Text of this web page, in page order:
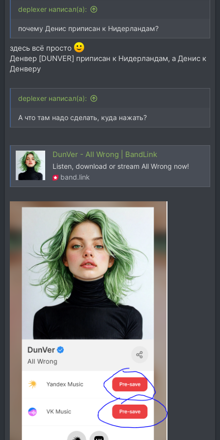
deplexer написал(а):
почему Денис приписан к Нидерландам?
здесь всё просто
Денвер [DUNVER] приписан к Нидерландам, а Денис к
Денверу
deplexer написал(а):
А что там надо сделать, куда нажать?
DunVer - All Wrong | BandLink
Listen, download or stream All Wrong now!
band.link